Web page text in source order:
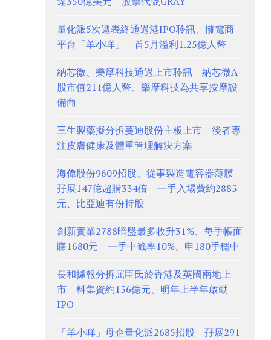
量化派5次遞表終通過港IPO聆訊、擁電商
平台「羊小咩」 首5月溢利1.25億人幣
納芯微、樂摩科技通過上市聆訊 納芯微A
股市值211億人幣、樂摩科技為共享按摩設
備商
三生製藥擬分拆蔓迪股份主板上市 後者專
注皮膚健康及體重管理解決方案
海偉股份9609招股、從事製造電容器薄膜
孖展147億超購334倍 一手入場費約2885
元、比亞迪有份持股
創新實業2788暗盤最多收升31%、每手帳面
賺1680元 一手中籤率10%、申180手穩中
長和據報分拆屈臣氏於香港及英國兩地上
市 料集資約156億元、明年上半年啟動
IPO
「羊小咩」母企量化派2685招股 孖展291